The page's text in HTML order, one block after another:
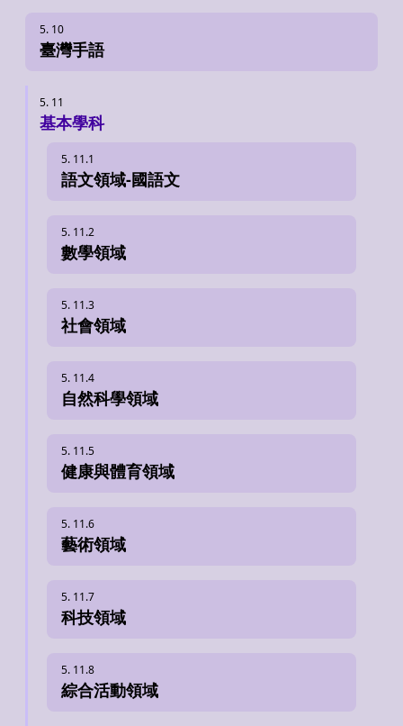
臺灣手語
基本學科
語文領域-國語文
數學領域
社會領域
自然科學領域
健康與體育領域
藝術領域
科技領域
綜合活動領域